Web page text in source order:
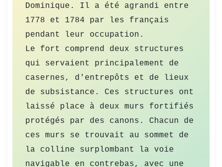
Dominique. Il a été agrandi entre
1778 et 1784 par les français
pendant leur occupation.
Le fort comprend deux structures
qui servaient principalement de
casernes, d'entrepôts et de lieux
de subsistance. Ces structures ont
laissé place à deux murs fortifiés
protégés par des canons. Chacun de
ces murs se trouvait au sommet de
la colline surplombant la voie
navigable en contrebas, avec une